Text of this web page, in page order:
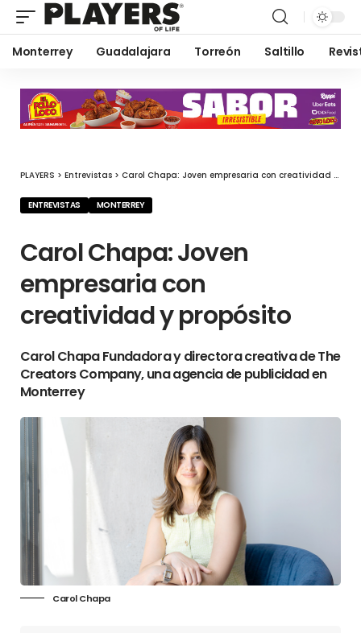
Monterrey Guadalajara Torreón Saltillo
PLAYERS > Entrevistas > Carol Chapa: Joven empresaria con creatividad y propósito
ENTREVISTAS MONTERREY
Carol Chapa: Joven
empresaria con
creatividad y propósito
Carol Chapa Fundadora y directora creativa de The
Creators Company, una agencia de publicidad en
Monterrey
Carol Chapa